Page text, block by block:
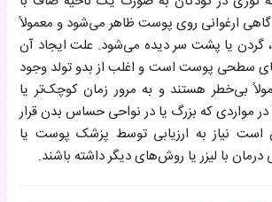
گاهی ارغوانی روی پوست ظاهر می‌شود و معمولاً
گردن یا پشت سر دیده می‌شود. علت ایجاد آن
سطحی پوست است و اغلب از بدو تولد وجود
بی‌خطر هستند و به مرور زمان کوچک‌تر یا
مواردی که بزرگ یا در نواحی حساس بدن قرار
است نیاز به ارزیابی توسط پزشک پوست یا
درمان با لیزر یا روش‌های دیگر داشته باشند.